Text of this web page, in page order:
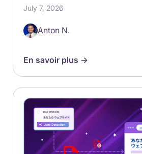
July 7, 2026
Anton N.
En savoir plus ->